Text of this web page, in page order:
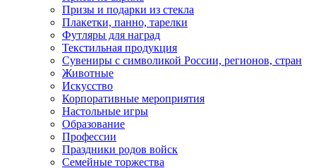
Призы и подарки из стекла
Плакетки, панно, тарелки
Футляры для наград
Текстильная продукция
Сувениры с символикой России, регионов, стран
Животные
Искусство
Корпоративные мероприятия
Настольные игры
Образование
Профессии
Праздники родов войск
Семейные торжества